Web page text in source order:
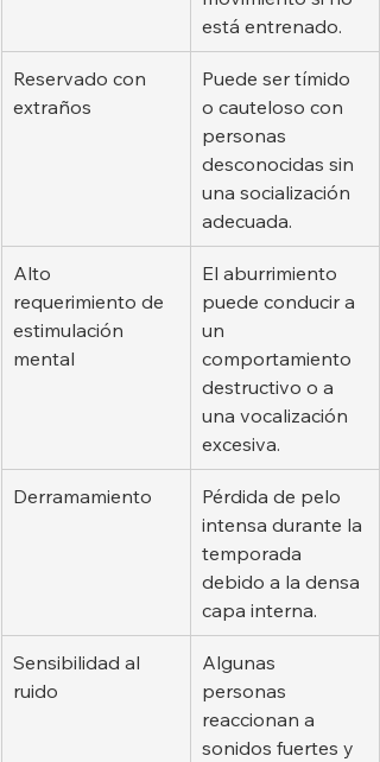
está entrenado.
Reservado con
extraños
Puede ser tímido
o cauteloso con
personas
desconocidas sin
una socialización
adecuada.
Alto
requerimiento de
estimulación
mental
El aburrimiento
puede conducir a
un
comportamiento
destructivo o a
una vocalización
excesiva.
Derramamiento
Pérdida de pelo
intensa durante la
temporada
debido a la densa
capa interna.
Sensibilidad al
ruido
Algunas
personas
reaccionan a
sonidos fuertes y